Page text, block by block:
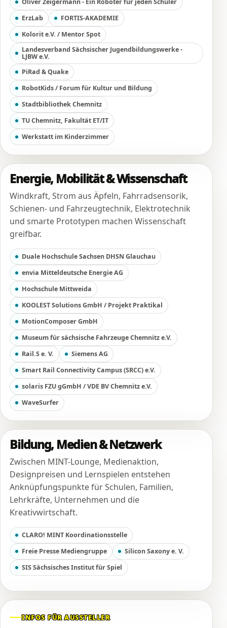
Oliver Zeigermann - Ein Roboter für jeden Schüler
ErzLab
FORTIS-AKADEMIE
Kolorit e.V. / Mentor Spot
Landesverband Sächsischer Jugendbildungswerke -
LJBW e.V.
PiRad & Quake
RobotKids / Forum für Kultur und Bildung
Stadtbibliothek Chemnitz
TU Chemnitz, Fakultät ET/IT
Werkstatt im Kinderzimmer
Energie, Mobilität & Wissenschaft
Windkraft, Strom aus Äpfeln, Fahrradsensorik,
Schienen- und Fahrzeugtechnik, Elektrotechnik
und smarte Prototypen machen Wissenschaft
greifbar.
Duale Hochschule Sachsen DHSN Glauchau
envia Mitteldeutsche Energie AG
Hochschule Mittweida
KOOLEST Solutions GmbH / Projekt Praktikal
MotionComposer GmbH
Museum für sächsische Fahrzeuge Chemnitz e.V.
Rail.S e. V.
Siemens AG
Smart Rail Connectivity Campus (SRCC) e.V.
solaris FZU gGmbH / VDE BV Chemnitz e.V.
WaveSurfer
Bildung, Medien & Netzwerk
Zwischen MINT-Lounge, Medienaktion,
Designpreisen und Lernspielen entstehen
Anknüpfungspunkte für Schulen, Familien,
Lehrkräfte, Unternehmen und die
Kreativwirtschaft.
CLARO! MINT Koordinationsstelle
Freie Presse Mediengruppe
Silicon Saxony e. V.
SIS Sächsisches Institut für Spiel
INFOS FÜR AUSSTELLER